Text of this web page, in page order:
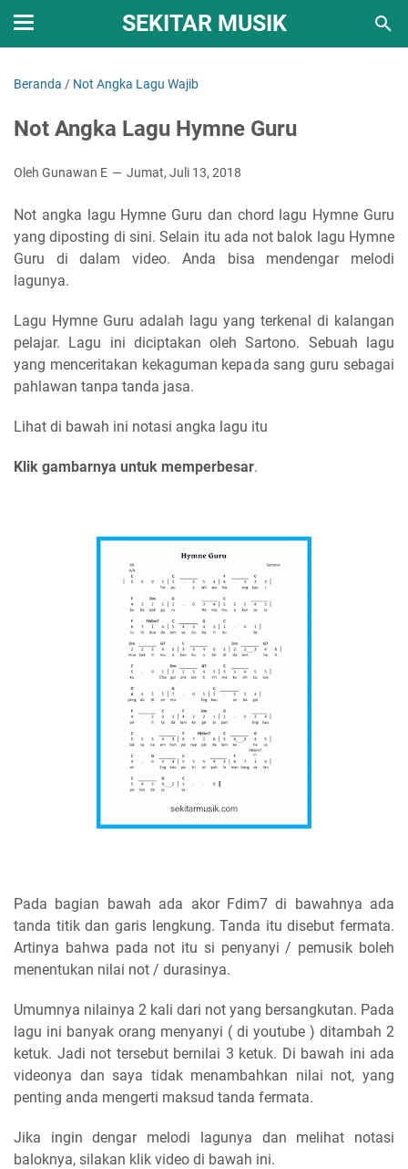
SEKITAR MUSIK
Beranda / Not Angka Lagu Wajib
Not Angka Lagu Hymne Guru
Oleh Gunawan E Jumat, Juli 13, 2018
Not angka lagu Hymne Guru dan chord lagu Hymne Guru
yang diposting di sini. Selain itu ada not balok lagu Hymne
Guru di dalam video. Anda bisa mendengar melodi
lagunya.
Lagu Hymne Guru adalah lagu yang terkenal di kalangan
pelajar. Lagu ini diciptakan oleh Sartono. Sebuah lagu
yang menceritakan kekaguman kepada sang guru sebagai
pahlawan tanpa tanda jasa.
Lihat di bawah ini notasi angka lagu itu
Klik gambarnya untuk memperbesar.
Pada bagian bawah ada akor Fdim7 di bawahnya ada
tanda titik dan garis lengkung. Tanda itu disebut fermata.
Artinya bahwa pada not itu si penyanyi / pemusik boleh
menentukan nilai not / durasinya.
Umumnya nilainya 2 kali dari not yang bersangkutan. Pada
lagu ini banyak orang menyanyi ( di youtube ) ditambah 2
ketuk. Jadi not tersebut bernilai 3 ketuk. Di bawah ini ada
videonya dan saya tidak menambahkan nilai not, yang
penting anda mengerti maksud tanda fermata.
Jika ingin dengar melodi lagunya dan melihat notasi
baloknya, silakan klik video di bawah ini.